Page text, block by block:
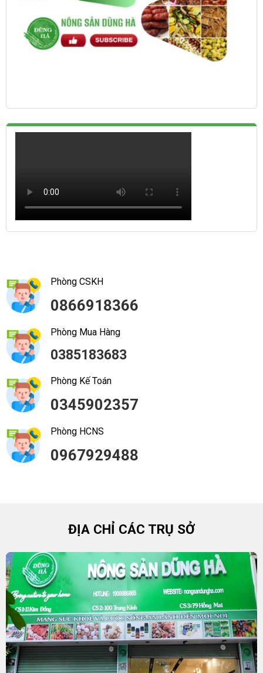
Phòng CSKH
0866918366
Phòng Mua Hàng
0385183683
Phòng Kế Toán
0345902357
Phòng HCNS
0967929488
ĐỊA CHỈ CÁC TRỤ SỞ